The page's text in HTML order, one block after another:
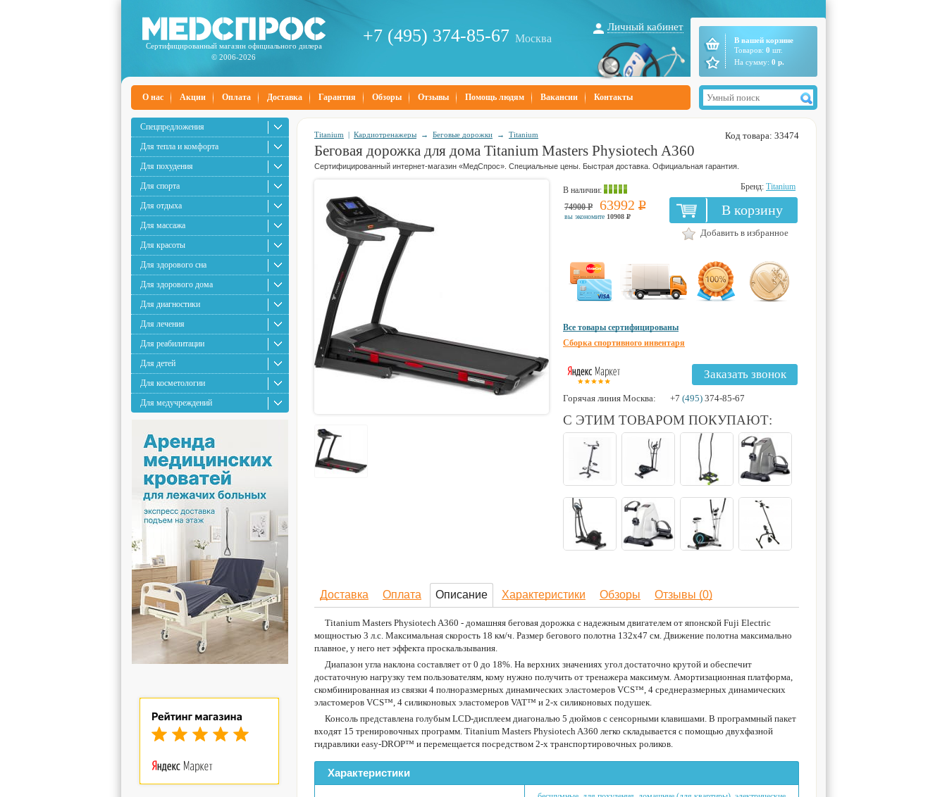
Сертифицированный магазин официального дилера
© 2006-2026
+7 (495) 374-85-67 Москва
Личный кабинет
В вашей корзине
Товаров: 0 шт.
На сумму: 0 р.
О нас Акции Оплата Доставка Гарантия Обзоры Отзывы Помощь людям Вакансии Контакты
Спецпредложения
Для тепла и комфорта
Для похудения
Для спорта
Для отдыха
Для массажа
Для красоты
Для здорового сна
Для здорового дома
Для диагностики
Для лечения
Для реабилитации
Для детей
Для косметологии
Для медучреждений
Код товара: 33474
Titanium | Кардиотренажеры → Беговые дорожки → Titanium
Беговая дорожка для дома Titanium Masters Physiotech A360
Сертифицированный интернет-магазин «МедСпрос». Специальные цены. Быстрая доставка. Официальная гарантия.
В наличии: Бренд: Titanium
74900 Р 63992 Р
вы экономите 10908 Р В корзину
Добавить в избранное
Все товары сертифицированы
Сборка спортивного инвентаря
Заказать звонок
Горячая линия Москва: +7 (495) 374-85-67
С ЭТИМ ТОВАРОМ ПОКУПАЮТ:
Доставка Оплата Описание Характеристики Обзоры Отзывы (0)
Titanium Masters Physiotech A360 - домашняя беговая дорожка с надежным двигателем от японской Fuji Electric
мощностью 3 л.с. Максимальная скорость 18 км/ч. Размер бегового полотна 132х47 см. Движение полотна максимально
плавное, у него нет эффекта проскальзывания.
Диапазон угла наклона составляет от 0 до 18%. На верхних значениях угол достаточно крутой и обеспечит
достаточную нагрузку тем пользователям, кому нужно получить от тренажера максимум. Амортизационная платформа,
скомбинированная из связки 4 полноразмерных динамических эластомеров VCS™, 4 среднеразмерных динамических
эластомеров VCS™, 4 силиконовых эластомеров VAT™ и 2-х силиконовых подушек.
Консоль представлена голубым LCD-дисплеем диагональю 5 дюймов c сенсорными клавишами. В программный пакет
входят 15 тренировочных программ. Titanium Masters Physiotech A360 легко складывается с помощью двухфазной
гидравлики easy-DROP™ и перемещается посредством 2-х транспортировочных роликов.
Характеристики